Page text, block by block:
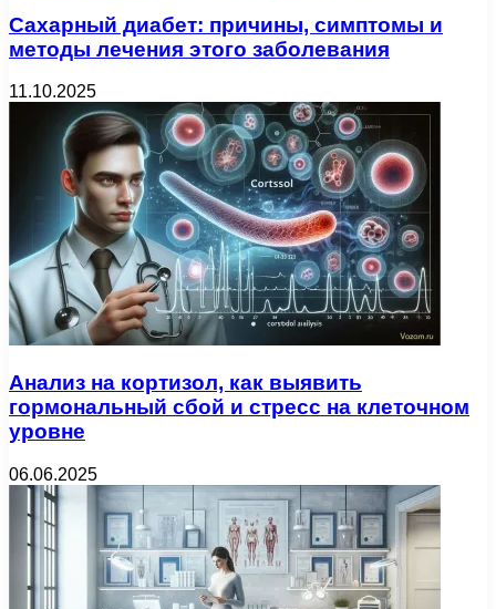
Сахарный диабет: причины, симптомы и
методы лечения этого заболевания
11.10.2025
Анализ на кортизол, как выявить
гормональный сбой и стресс на клеточном
уровне
06.06.2025